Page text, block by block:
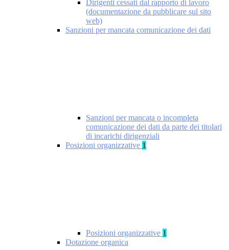
Dirigenti cessati dal rapporto di lavoro
(documentazione da pubblicare sul sito
web)
Sanzioni per mancata comunicazione dei dati
Sanzioni per mancata o incompleta
comunicazione dei dati da parte dei titolari
di incarichi dirigenziali
Posizioni organizzative 1
Posizioni organizzative 1
Dotazione organica